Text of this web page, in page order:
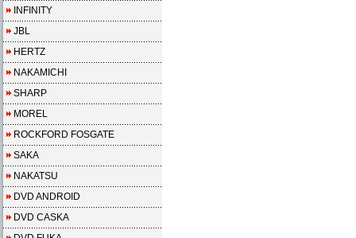
INFINITY
JBL
HERTZ
NAKAMICHI
SHARP
MOREL
ROCKFORD FOSGATE
SAKA
NAKATSU
DVD ANDROID
DVD CASKA